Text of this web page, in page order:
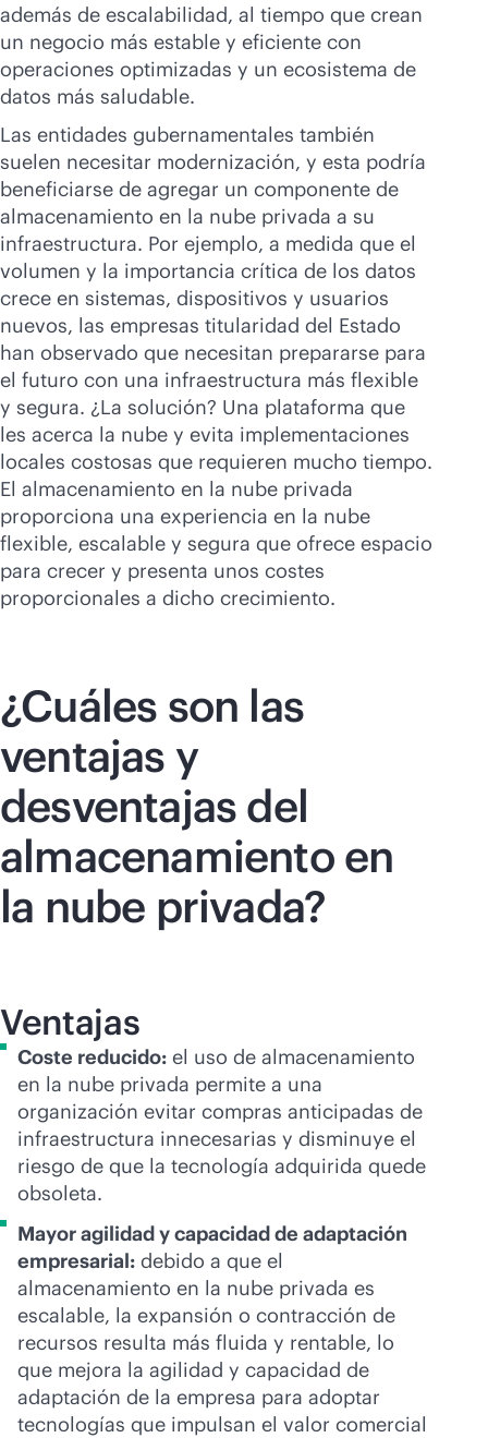
además de escalabilidad, al tiempo que crean
un negocio más estable y eficiente con
operaciones optimizadas y un ecosistema de
datos más saludable.
Las entidades gubernamentales también
suelen necesitar modernización, y esta podría
beneficiarse de agregar un componente de
almacenamiento en la nube privada a su
infraestructura. Por ejemplo, a medida que el
volumen y la importancia crítica de los datos
crece en sistemas, dispositivos y usuarios
nuevos, las empresas titularidad del Estado
han observado que necesitan prepararse para
el futuro con una infraestructura más flexible
y segura. ¿La solución? Una plataforma que
les acerca la nube y evita implementaciones
locales costosas que requieren mucho tiempo.
El almacenamiento en la nube privada
proporciona una experiencia en la nube
flexible, escalable y segura que ofrece espacio
para crecer y presenta unos costes
proporcionales a dicho crecimiento.
¿Cuáles son las
ventajas y
desventajas del
almacenamiento en
la nube privada?
Ventajas
Coste reducido: el uso de almacenamiento
en la nube privada permite a una
organización evitar compras anticipadas de
infraestructura innecesarias y disminuye el
riesgo de que la tecnología adquirida quede
obsoleta.
Mayor agilidad y capacidad de adaptación
empresarial: debido a que el
almacenamiento en la nube privada es
escalable, la expansión o contracción de
recursos resulta más fluida y rentable, lo
que mejora la agilidad y capacidad de
adaptación de la empresa para adoptar
tecnologías que impulsan el valor comercial